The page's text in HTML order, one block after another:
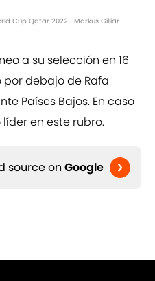
Cup Qatar 2022 | Markus Gilliar -
a su selección en 16
debajo de Rafa
Países Bajos. En caso
en este rubro.
source on Google